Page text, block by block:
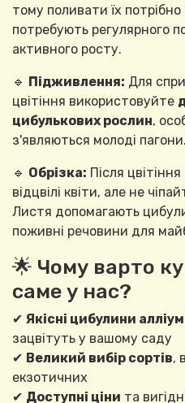
тому поливати їх
потребують регулярного
активного росту.
🔹 Підживлення: Для
цвітіння використовуйте
цибулькових рослин,
з'являються молоді пагони.
🔹 Обрізка: Після
відцвілі квіти, але не
Листя допомагають
поживні речовини для
🌟 Чому варто
саме у нас?
✔ Якісні цибулини
зацвітуть у вашому саду
✔ Великий вибір сортів,
екзотичних
✔ Доступні ціни та